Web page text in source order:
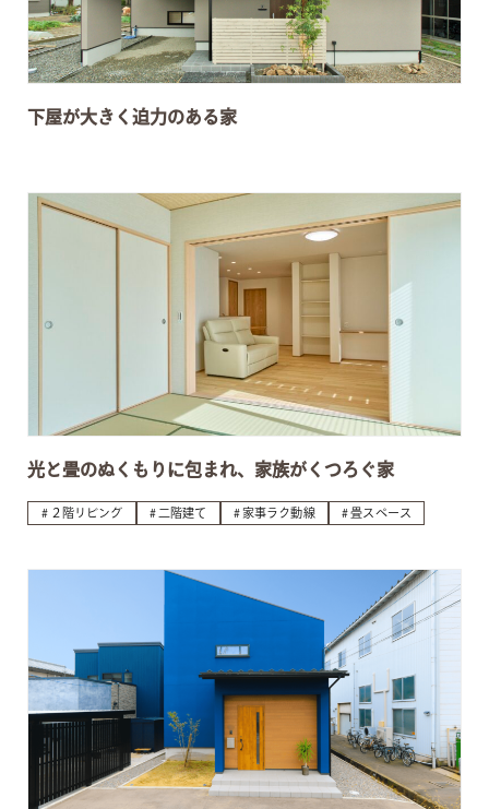
下屋が大きく迫力のある家
光と畳のぬくもりに包まれ、家族がくつろぐ家
２階リビング 二階建て 家事ラク動線 畳スペース